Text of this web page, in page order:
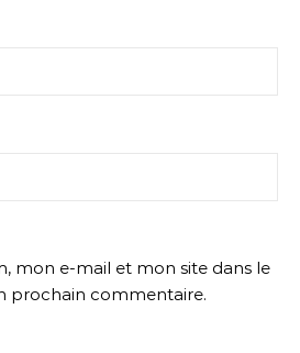
mon e-mail et mon site dans le
prochain commentaire.